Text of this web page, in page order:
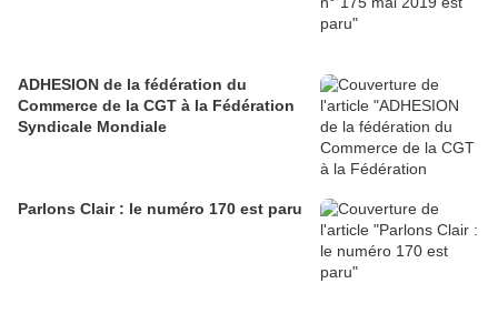
ADHESION de la fédération du
Commerce de la CGT à la Fédération
Syndicale Mondiale
Parlons Clair : le numéro 170 est paru